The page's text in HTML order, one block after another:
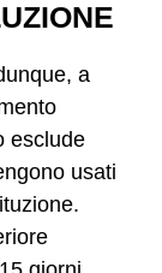
a
esclude
usati